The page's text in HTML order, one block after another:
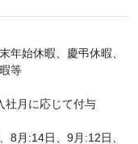
年始休暇、慶弔休暇、
等
社月に応じて付与
8月:14日、9月:12日、